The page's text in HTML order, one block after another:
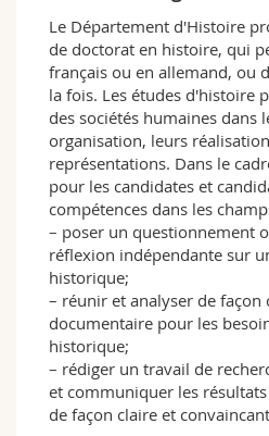
Interfacultaire
Collaborateurs
Doctorants
Webmail
Programme des cours
MyUnifr
Le Département d'Histoire
de doctorat en histoire, qui
français ou en allemand, ou
la fois. Les études d'histoire
des sociétés humaines dans
organisation, leurs
représentations. Dans le
pour les candidates et
compétences dans les
– poser un questionnement
réflexion indépendante sur
historique;
– réunir et analyser de
documentaire pour les
historique;
– rédiger un travail de
et communiquer les
de façon claire et